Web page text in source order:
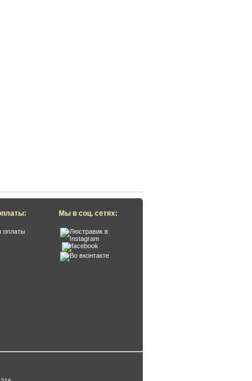
Мы в соц. сетях: